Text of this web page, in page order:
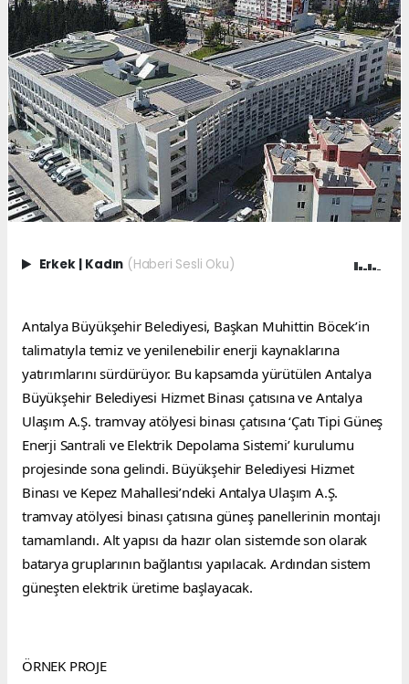
Erkek | Kadın (Haberi Sesli Oku)
Antalya Büyükşehir Belediyesi, Başkan Muhittin Böcek’in
talimatıyla temiz ve yenilenebilir enerji kaynaklarına
yatırımlarını sürdürüyor. Bu kapsamda yürütülen Antalya
Büyükşehir Belediyesi Hizmet Binası çatısına ve Antalya
Ulaşım A.Ş. tramvay atölyesi binası çatısına ‘Çatı Tipi Güneş
Enerji Santrali ve Elektrik Depolama Sistemi’ kurulumu
projesinde sona gelindi. Büyükşehir Belediyesi Hizmet
Binası ve Kepez Mahallesi’ndeki Antalya Ulaşım A.Ş.
tramvay atölyesi binası çatısına güneş panellerinin montajı
tamamlandı. Alt yapısı da hazır olan sistemde son olarak
batarya gruplarının bağlantısı yapılacak. Ardından sistem
güneşten elektrik üretime başlayacak.
ÖRNEK PROJE